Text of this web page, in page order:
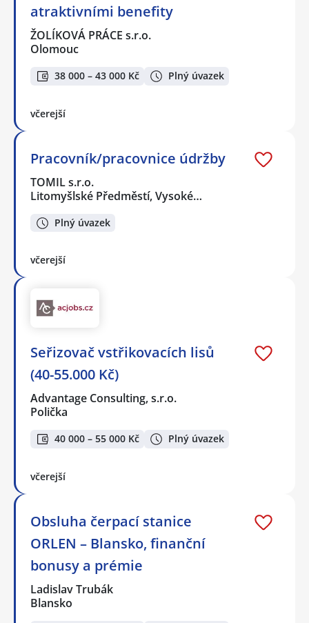
atraktivními benefity
ŽOLÍKOVÁ PRÁCE s.r.o.
Olomouc
38 000 – 43 000 Kč Plný úvazek
včerejší
Pracovník/pracovnice údržby
TOMIL s.r.o.
Litomyšlské Předměstí, Vysoké…
Plný úvazek
včerejší
Seřizovač vstřikovacích lisů
(40-55.000 Kč)
Advantage Consulting, s.r.o.
Polička
40 000 – 55 000 Kč Plný úvazek
včerejší
Obsluha čerpací stanice
ORLEN – Blansko, finanční
bonusy a prémie
Ladislav Trubák
Blansko